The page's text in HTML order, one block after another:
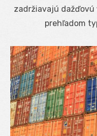
zadržiavajú
prehľadom